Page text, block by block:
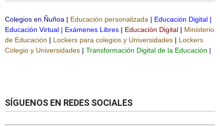
Colegios en Ñuñoa | Educación personalizada | Educación Digital |
Educación Virtual | Exámenes Libres | Educación Digital | Ministerio
de Educación | Lockers para colegios y Universidades | Lockers
Colegio y Universidades | Transformación Digital de la Educación |
SÍGUENOS EN REDES SOCIALES